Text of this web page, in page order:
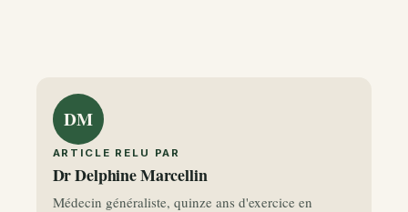
DM
ARTICLE RELU PAR
Dr Delphine Marcellin
Médecin généraliste, quinze ans d'exercice en